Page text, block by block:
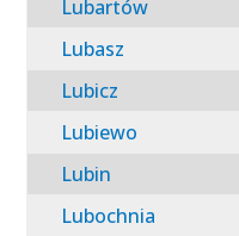
Lubartów
Lubasz
Lubicz
Lubiewo
Lubin
Lubochnia